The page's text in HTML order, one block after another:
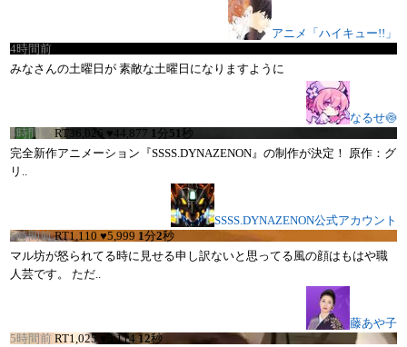
アニメ「ハイキュー!!」
4時間前
みなさんの土曜日が 素敵な土曜日になりますように
なるせ🍥
4時間前
RT36,026 ♥44,877 1 分51 秒
完全新作アニメーション『SSSS.DYNAZENON』の制作が決定！ 原作：グ
リ..
SSSS.DYNAZENON公式アカウント
5時間前 RT1,110♥5,999 1分2秒
マル坊が怒られてる時に見せる申し訳ないと思ってる風の顔はもはや職
人芸です。 ただ..
藤あや子
5時間前 RT1,025 5,11412秒